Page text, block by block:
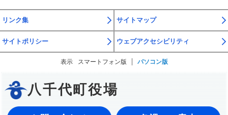
リンク集 サイトマップ
サイトポリシー ウェブアクセシビリティ
表示 スマートフォン版 パソコン版
八千代町役場